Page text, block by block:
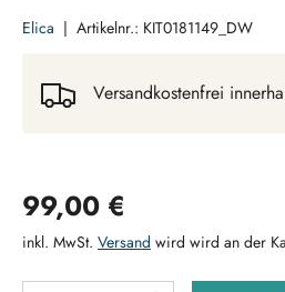
Elica | Artikelnr.: KIT0181149_DW
Versandkostenfrei
Normaler Preis
99,00 €
inkl. MwSt. Versand wird wird an der